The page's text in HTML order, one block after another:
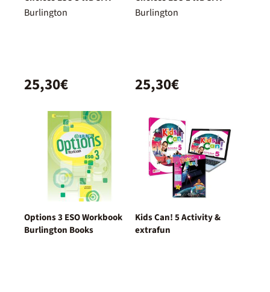
Burlington
25,30€
Burlington
25,30€
Options 3 ESO Workbook
Burlington Books
Kids Can! 5 Activity &
extrafun